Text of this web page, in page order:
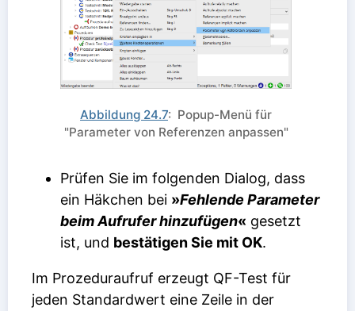
Abbildung 24.7: Popup-Menü für
"Parameter von Referenzen anpassen"
Prüfen Sie im folgenden Dialog, dass
ein Häkchen bei »Fehlende Parameter
beim Aufrufer hinzufügen« gesetzt
ist, und bestätigen Sie mit OK.
Im Prozeduraufruf erzeugt QF-Test für
jeden Standardwert eine Zeile in der